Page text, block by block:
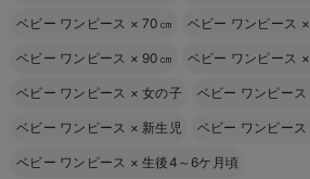
ベビー ワンピース ×70㎝ ベビー ワンピース ×
ベビー ワンピース × 90㎝ ベビー ワンピース ×
ベビー ワンピース ×女の子 ベビー ワンピース
ベビー ワンピース × 新生児 ベビー ワンピース
ベビー ワンピース ×生後4～6ケ月頃